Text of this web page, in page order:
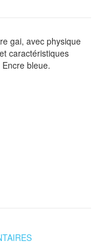
gai, avec physique
caractéristiques
bleue.